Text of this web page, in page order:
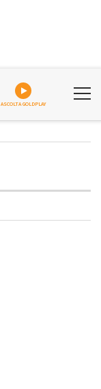
ASCOLTA GOLDPLAY